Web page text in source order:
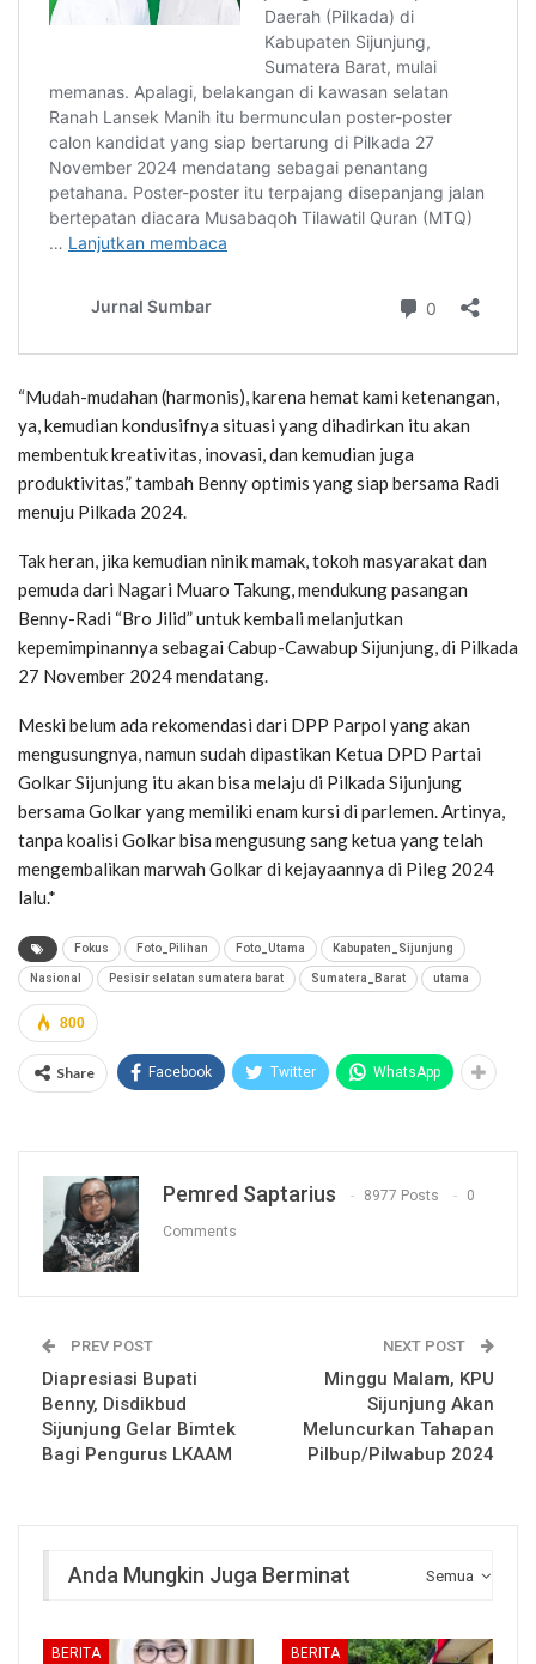
“Mudah-mudahan (harmonis), karena hemat kami ketenangan,
ya, kemudian kondusifnya situasi yang dihadirkan itu akan
membentuk kreativitas, inovasi, dan kemudian juga
produktivitas,” tambah Benny optimis yang siap bersama Radi
menuju Pilkada 2024.
Tak heran, jika kemudian ninik mamak, tokoh masyarakat dan
pemuda dari Nagari Muaro Takung, mendukung pasangan
Benny-Radi “Bro Jilid” untuk kembali melanjutkan
kepemimpinannya sebagai Cabup-Cawabup Sijunjung, di Pilkada
27 November 2024 mendatang.
Meski belum ada rekomendasi dari DPP Parpol yang akan
mengusungnya, namun sudah dipastikan Ketua DPD Partai
Golkar Sijunjung itu akan bisa melaju di Pilkada Sijunjung
bersama Golkar yang memiliki enam kursi di parlemen. Artinya,
tanpa koalisi Golkar bisa mengusung sang ketua yang telah
mengembalikan marwah Golkar di kejayaannya di Pileg 2024
lalu.*
Fokus Foto_Pilihan Foto_Utama Kabupaten_Sijunjung
Nasional Pesisir selatan sumatera barat Sumatera_Barat utama
800
Share Facebook Twitter WhatsApp
Pemred Saptarius 8977 Posts 0
Comments
PREV POST
Diapresiasi Bupati
Benny, Disdikbud
Sijunjung Gelar Bimtek
Bagi Pengurus LKAAM
NEXT POST
Minggu Malam, KPU
Sijunjung Akan
Meluncurkan Tahapan
Pilbup/Pilwabup 2024
Semua
Anda Mungkin Juga Berminat
BERITA BERITA